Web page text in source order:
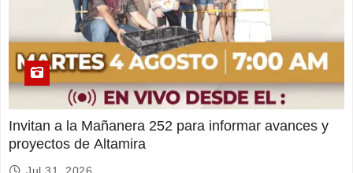
Invitan a la Mañanera 252 para informar avances y
proyectos de Altamira
Jul 31, 2026